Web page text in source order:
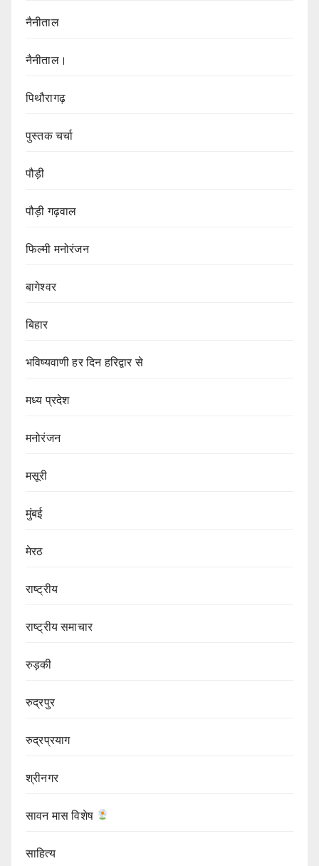
नैनीताल
नैनीताल।
पिथौरागढ़
पुस्तक चर्चा
पौड़ी
पौड़ी गढ़वाल
फिल्मी मनोरंजन
बागेश्वर
बिहार
भविष्यवाणी हर दिन हरिद्वार से
मध्य प्रदेश
मनोरंजन
मसूरी
मुंबई
मेरठ
राष्ट्रीय
राष्ट्रीय समाचार
रुड़की
रुद्रपुर
रुद्रप्रयाग
श्रीनगर
सावन मास विशेष
साहित्य